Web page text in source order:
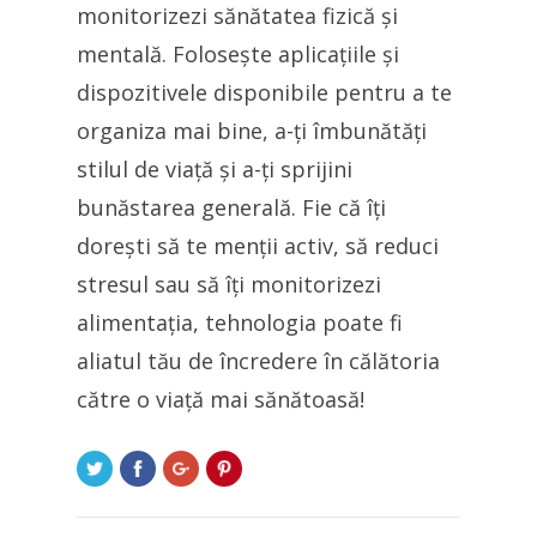
monitorizezi sănătatea fizică și
mentală. Folosește aplicațiile și
dispozitivele disponibile pentru a te
organiza mai bine, a-ți îmbunătăți
stilul de viață și a-ți sprijini
bunăstarea generală. Fie că îți
dorești să te menții activ, să reduci
stresul sau să îți monitorizezi
alimentația, tehnologia poate fi
aliatul tău de încredere în călătoria
către o viață mai sănătoasă!